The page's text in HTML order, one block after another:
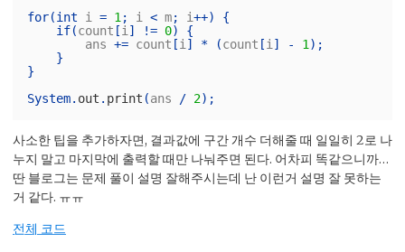
for(int i = 1; i < m; i++)
{
if(count [i] != 0)
{
ans += count [i] * (count [i] - 1);
}
}
System. out . print (ans / 2);
사소한 팁을 추가하자면, 결과값에 구간 개수 더해줄 때 일일히 2로 나
누지 말고 마지막에 출력할 때만 나눠주면 된다. 어차피 똑같으니까…
딴 블로그는 문제 풀이 설명 잘해주시는데 난 이런거 설명 잘 못하는
거 같다. ㅠㅠ
전체 코드